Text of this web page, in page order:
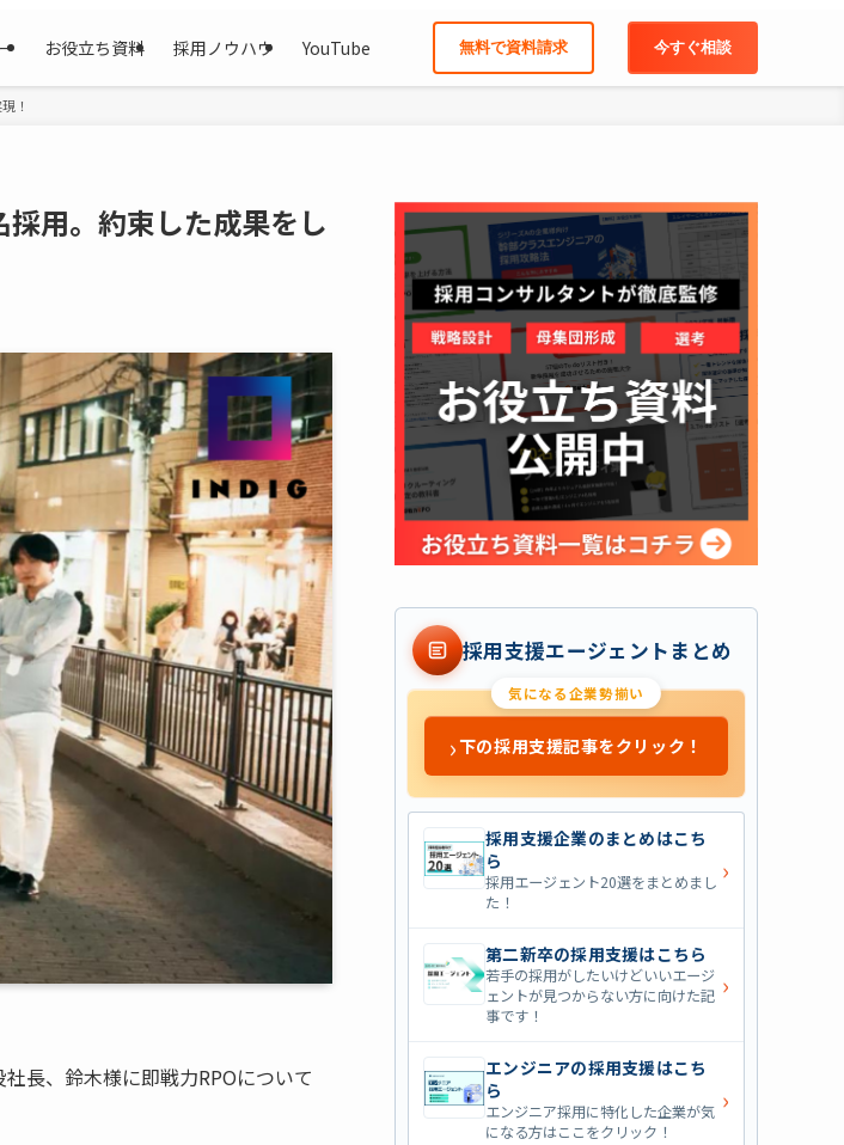
お役立ち資料 採用ノウハウ YouTube 無料で資料請求 今すぐ相談
！
採用。約束した成果をし
長、鈴木様に即戦力RPOについて
採用支援エージェントまとめ
気になる企業勢揃い
›下の採用支援記事をクリック！
採用支援企業のまとめはこち
ら
採用エージェント20選をまとめまし
た！
›
第二新卒の採用支援はこちら
若手の採用がしたいけどいいエージ
ェントが見つからない方に向けた記
事です！
›
エンジニアの採用支援はこち
ら
エンジニア採用に特化した企業が気
になる方はここをクリック！
›